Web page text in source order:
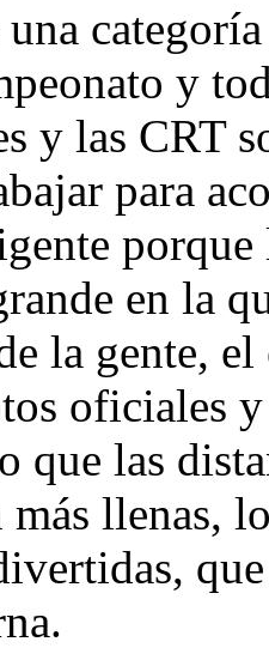
y
y las CRT
para
porque
en la
la gente, el
oficiales
que las
llenas,